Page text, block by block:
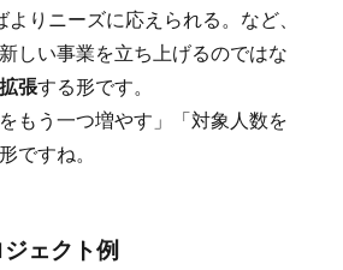
りニーズに応えられる。など、
しい事業を立ち上げるのではな
張する形です。
もう一つ増やす」「対象人数を
ですね。
ェクト例